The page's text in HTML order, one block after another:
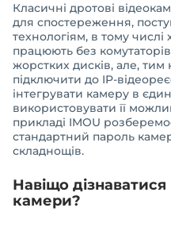
Класичні дротові
для спостереження,
технологіям, в тому
працюють без
жорстких дисків, але,
підключити до IP-
інтегрувати камеру в
використовувати її
прикладі IMOU
стандартний пароль
складнощів.
Навіщо
камери?